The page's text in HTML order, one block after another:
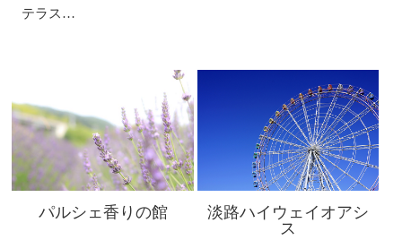
テラス…
パルシェ香りの館
淡路ハイウェイオアシ
ス